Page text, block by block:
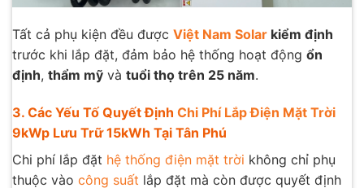
Tất cả phụ kiện đều được Việt Nam Solar kiểm định
trước khi lắp đặt, đảm bảo hệ thống hoạt động ổn
định, thẩm mỹ và tuổi thọ trên 25 năm.
3. Các Yếu Tố Quyết Định Chi Phí Lắp Điện Mặt Trời
9kWp Lưu Trữ 15kWh Tại Tân Phú
Chi phí lắp đặt hệ thống điện mặt trời không chỉ phụ
thuộc vào công suất lắp đặt mà còn được quyết định